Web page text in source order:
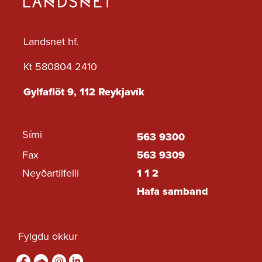
Tilboð - Viðbótartöp
Tilboð - ársfj 4. 2022
Landsnet hf.
Kt 580804 2410
Gylfaflöt 9, 112 Reykjavík
Sími
563 9300
Fax
563 9309
Neyðartilfelli
1 1 2
Hafa samband
Fylgdu okkur